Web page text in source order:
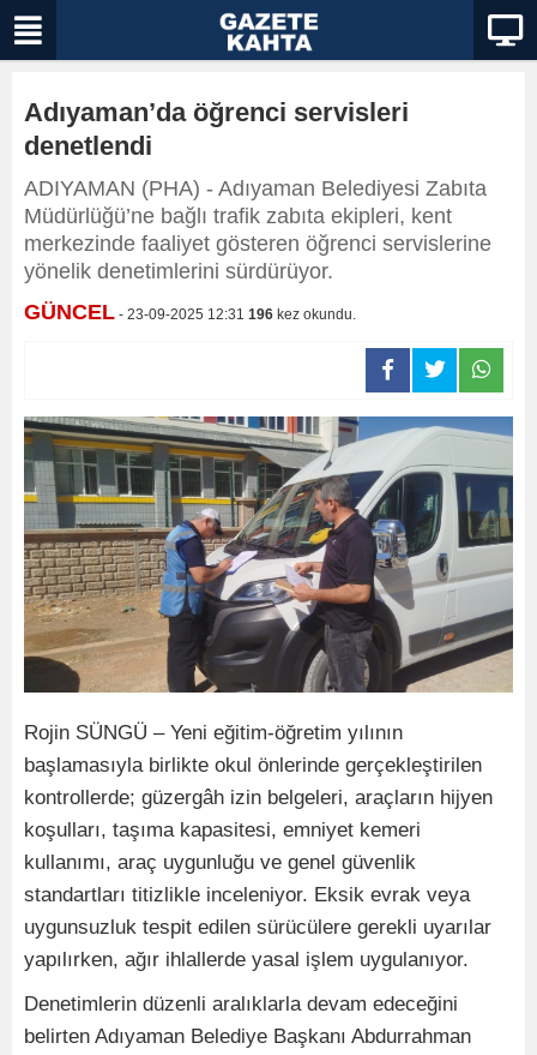
Adıyaman’da öğrenci servisleri
denetlendi
ADIYAMAN (PHA) - Adıyaman Belediyesi Zabıta
Müdürlüğü’ne bağlı trafik zabıta ekipleri, kent
merkezinde faaliyet gösteren öğrenci servislerine
yönelik denetimlerini sürdürüyor.
GÜNCEL - 23-09-2025 12:31 196 kez okundu.
Rojin SÜNGÜ – Yeni eğitim-öğretim yılının
başlamasıyla birlikte okul önlerinde gerçekleştirilen
kontrollerde; güzergâh izin belgeleri, araçların hijyen
koşulları, taşıma kapasitesi, emniyet kemeri
kullanımı, araç uygunluğu ve genel güvenlik
standartları titizlikle inceleniyor. Eksik evrak veya
uygunsuzluk tespit edilen sürücülere gerekli uyarılar
yapılırken, ağır ihlallerde yasal işlem uygulanıyor.
Denetimlerin düzenli aralıklarla devam edeceğini
belirten Adıyaman Belediye Başkanı Abdurrahman